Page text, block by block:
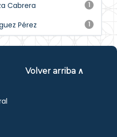
1
Cabrera
1
Pérez
Volver arriba ∧